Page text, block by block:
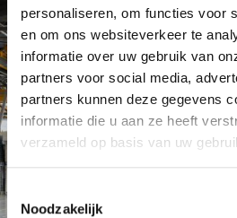
personaliseren, om functies voor
en om ons websiteverkeer te
informatie over uw gebruik van
partners voor social media,
partners kunnen deze gegevens
informatie die u aan ze heeft
verzameld op basis van uw
T
Noodzakelijk